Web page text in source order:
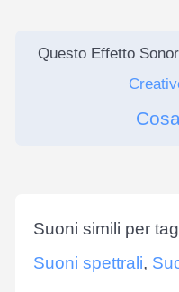
Questo Effetto
Suoni simili per
Suoni spettrali,